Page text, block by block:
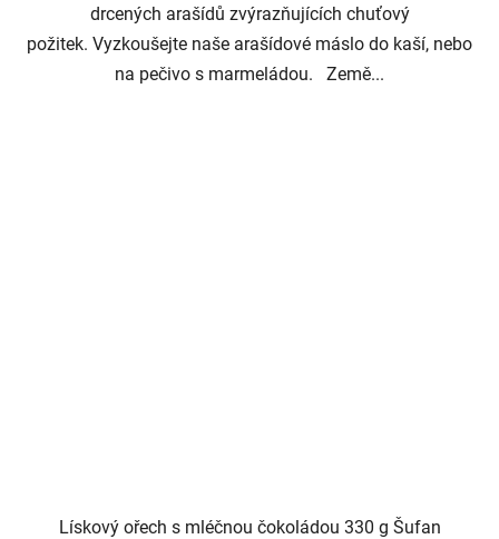
drcených arašídů zvýrazňujících chuťový
požitek. Vyzkoušejte naše arašídové máslo do kaší, nebo
na pečivo s marmeládou. Země...
Lískový ořech s mléčnou čokoládou 330 g Šufan